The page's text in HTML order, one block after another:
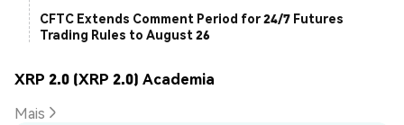
CFTC Extends Comment Period for 24/7 Futures
Trading Rules to August 26
XRP 2.0 (XRP 2.0) Academia
Mais